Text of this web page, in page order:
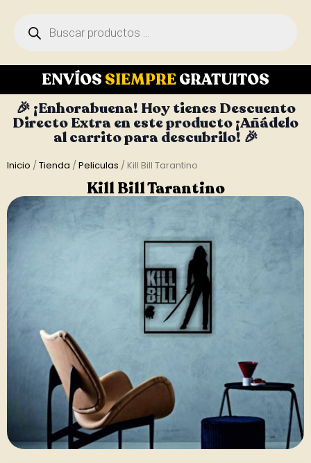
ENVÍOS SIEMPREGRATUITOS
🎉 ¡Enhorabuena! Hoy tienes Descuento
Directo Extra en este producto ¡Añádelo
al carrito para descubrilo! 🎉
Inicio /Tienda /Peliculas / Kill Bill Tarantino
Kill Bill Tarantino